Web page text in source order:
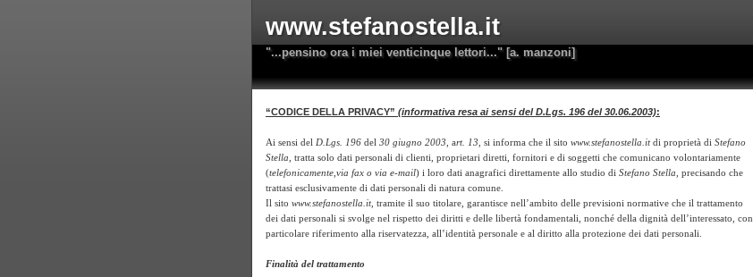
www.stefanostella.it
"...pensino ora i miei venticinque lettori..." [a. manzoni]
“CODICE DELLA PRIVACY” (informativa resa ai sensi del D.Lgs. 196 del 30.06.2003):
Ai sensi del D.Lgs. 196 del 30 giugno 2003 , art. 13 , si informa che il sito www.stefanostella.itdi proprietà di Stefano
Stella, tratta solo dati personali di clienti, proprietari diretti, fornitori e di soggetti che comunicano volontariamente
(telefonicamente,via fax o via e-mail) i loro dati anagrafici direttamente allo studio di Stefano Stella, precisando che
trattasi esclusivamente di dati personali di natura comune.
Il sito www.stefanostella.it, tramite il suo titolare, garantisce nell’ambito delle previsioni normative che il trattamento
dei dati personali si svolge nel rispetto dei diritti e delle libertà fondamentali, nonché della dignità dell’interessato, con
particolare riferimento alla riservatezza, all’identità personale e al diritto alla protezione dei dati personali.
Finalità del trattamento